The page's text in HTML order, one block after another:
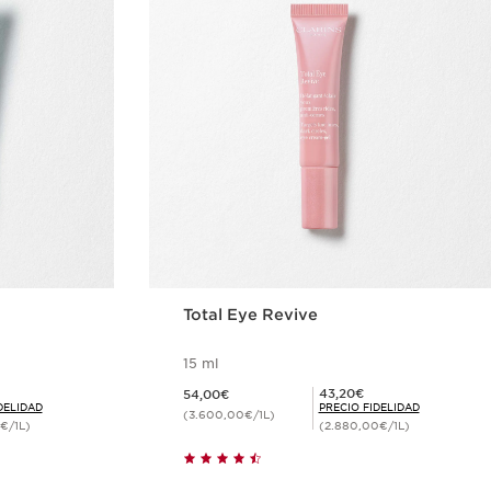
1L)
Total Eye Revive
15 ml
54,00€
(3.600,00€/1L)
Precio Fidelidad 43,20€
43,20€
PRECIO FIDELIDAD
(2.880,00€/1L)